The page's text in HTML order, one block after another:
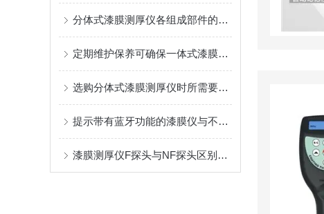
分体式漆膜测厚仪各组成部件的功能特点介绍
定期维护保养可确保一体式漆膜仪正常运行
选购分体式漆膜测厚仪时所需要注意的方面分享
提示带有蓝牙功能的漆膜仪与不带蓝牙功能的好处在于哪
漆膜测厚仪F探头与NF探头区别方法